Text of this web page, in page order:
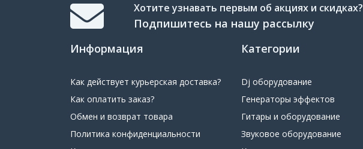
Хотите узнавать первым об акциях и скидках?
Подпишитесь на нашу рассылку
Информация
Как действует курьерская доставка?
Как оплатить заказ?
Обмен и возврат товара
Политика конфиденциальности
Категории
Dj оборудование
Генераторы эффектов
Гитары и оборудование
Звуковое оборудование